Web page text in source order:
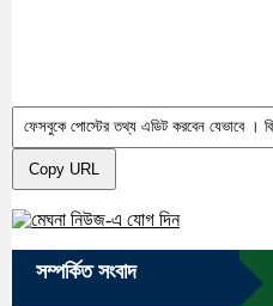
Copy URL
সম্পর্কিত সংবাদ